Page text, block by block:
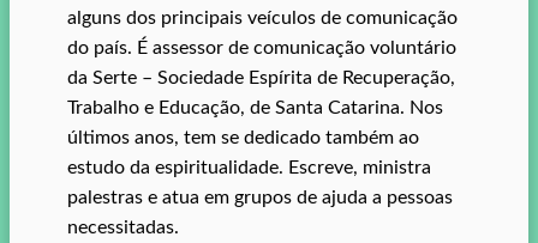
alguns dos principais veículos de comunicação
do país. É assessor de comunicação voluntário
da Serte – Sociedade Espírita de Recuperação,
Trabalho e Educação, de Santa Catarina. Nos
últimos anos, tem se dedicado também ao
estudo da espiritualidade. Escreve, ministra
palestras e atua em grupos de ajuda a pessoas
necessitadas.